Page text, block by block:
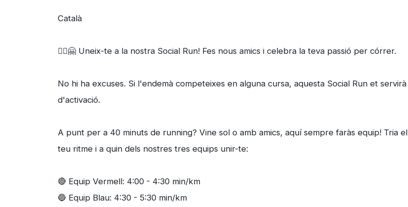
Català
🏃‍♀️🤗 Uneix-te a la nostra Social Run! Fes nous amics i celebra la teva passió per córrer.
No hi ha excuses. Si l'endemà competeixes en alguna cursa, aquesta Social Run et servirà
d'activació.
A punt per a 40 minuts de running? Vine sol o amb amics, aquí sempre faràs equip! Tria el
teu ritme i a quin dels nostres tres equips unir-te:
🔴 Equip Vermell: 4:00 - 4:30 min/km
🔵 Equip Blau: 4:30 - 5:30 min/km